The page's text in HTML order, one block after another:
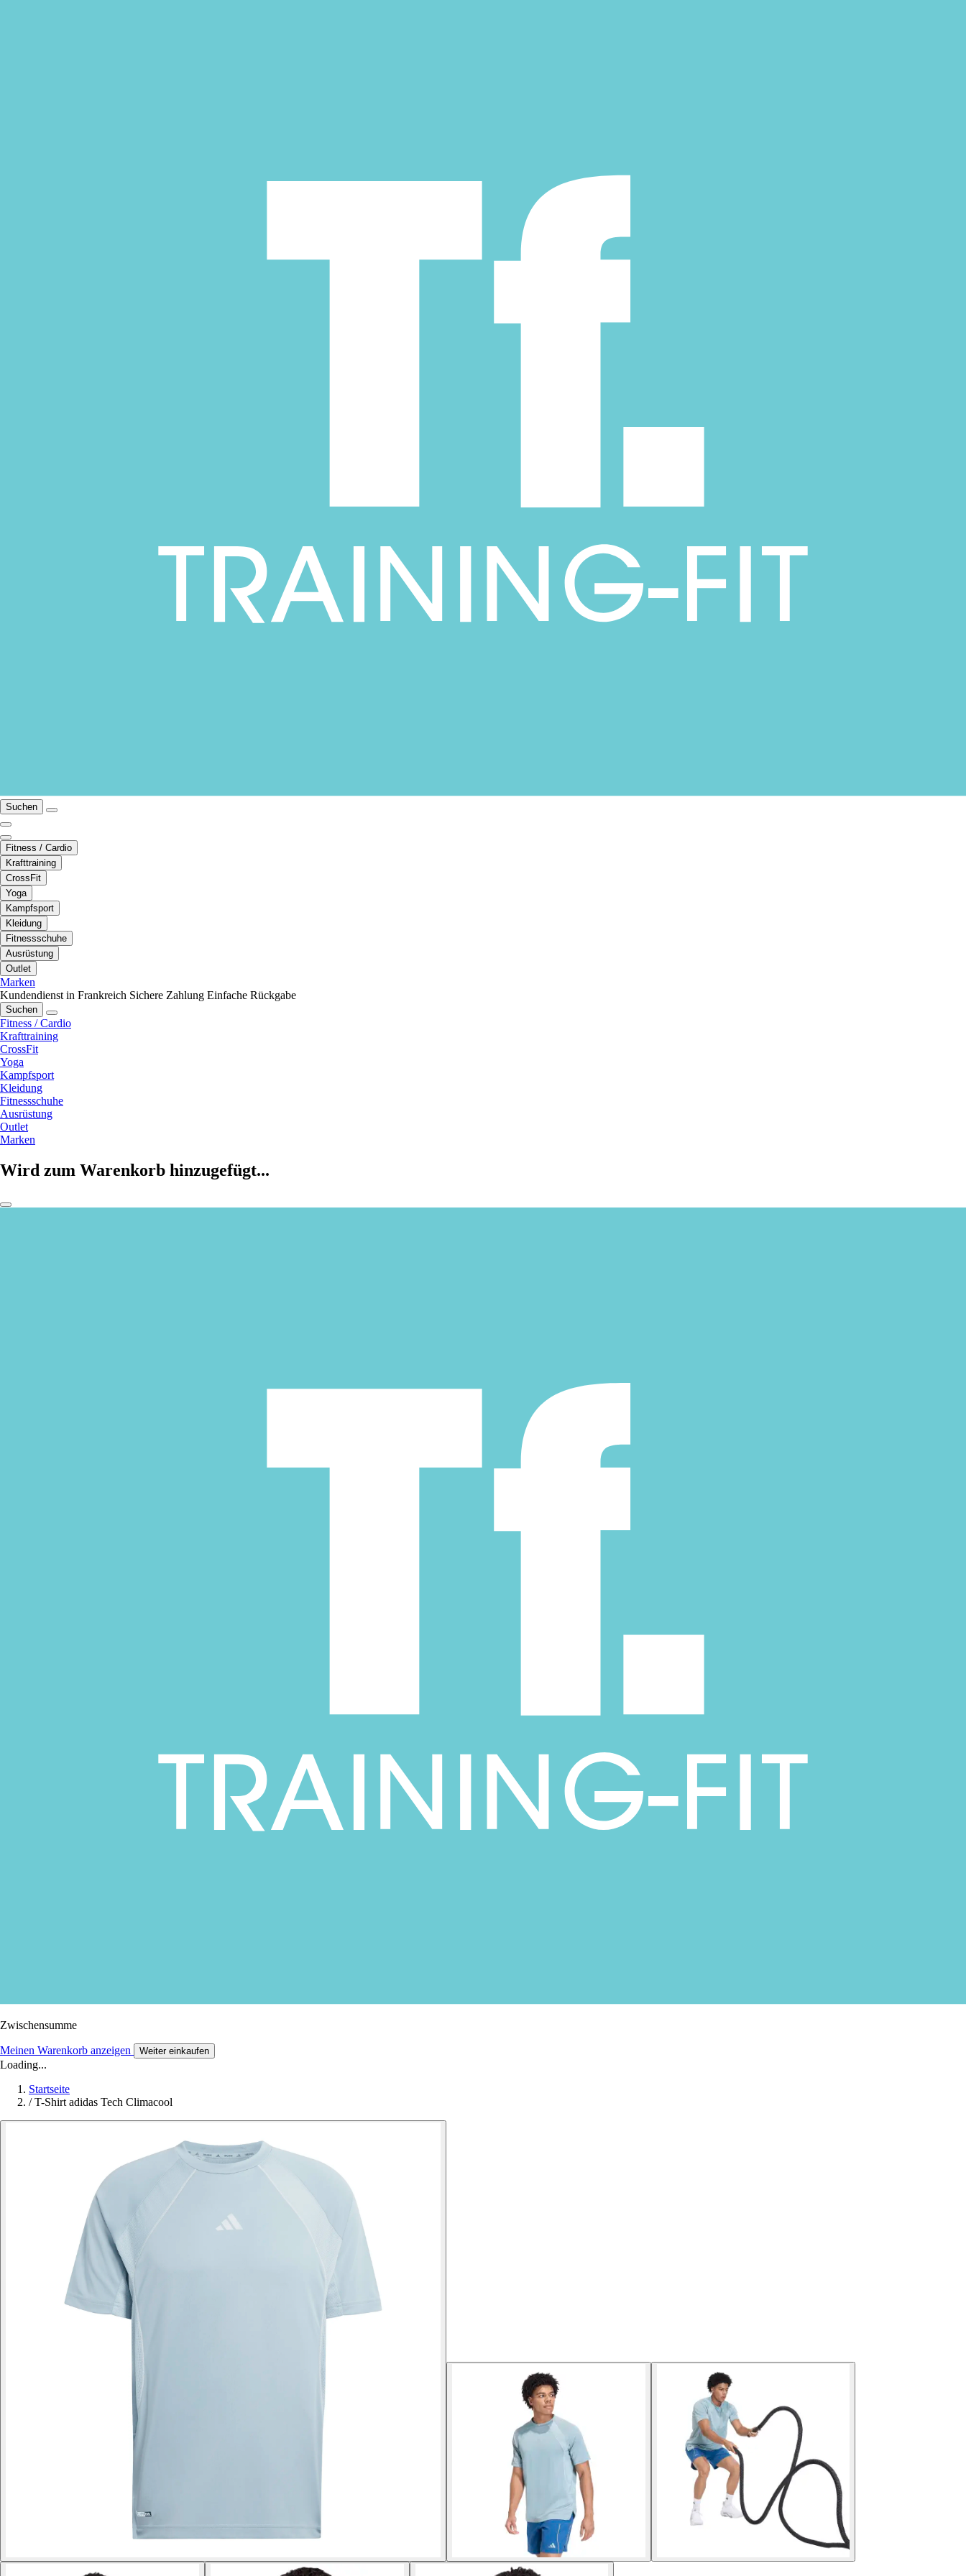
Suchen
Fitness / Cardio
Krafttraining
CrossFit
Yoga
Kampfsport
Kleidung
Fitnessschuhe
Ausrüstung
Outlet
Marken
Kundendienst in Frankreich Sichere Zahlung Einfache Rückgabe
Suchen
Fitness / Cardio
Krafttraining
CrossFit
Yoga
Kampfsport
Kleidung
Fitnessschuhe
Ausrüstung
Outlet
Marken
Wird zum Warenkorb hinzugefügt...
Zwischensumme
Meinen Warenkorb anzeigen Weiter einkaufen
Loading...
Startseite
/ T-Shirt adidas Tech Climacool